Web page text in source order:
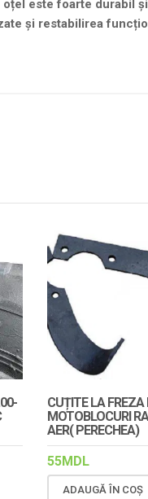
este foarte durabil
și restabilirea
CUȚITE LA FREZA
MOTOBLOCURI
AER( PERECHEA)
55MDL
ADAUGĂ ÎN COȘ